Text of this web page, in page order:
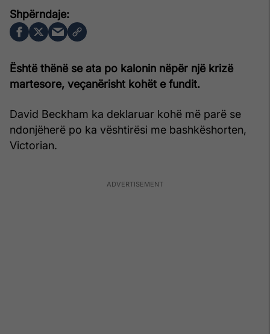
Është thënë se ata po kalonin nëpër një krizë
martesore, veçanërisht kohët e fundit.
David Beckham ka deklaruar kohë më parë se
ndonjëherë po ka vështirësi me bashkëshorten,
Victorian.